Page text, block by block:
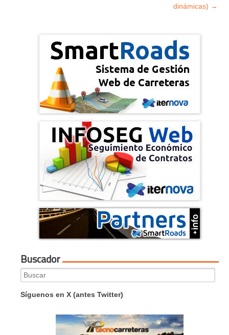
dinámicas) →
Buscador
Search
for:
Síguenos en X (antes Twitter)